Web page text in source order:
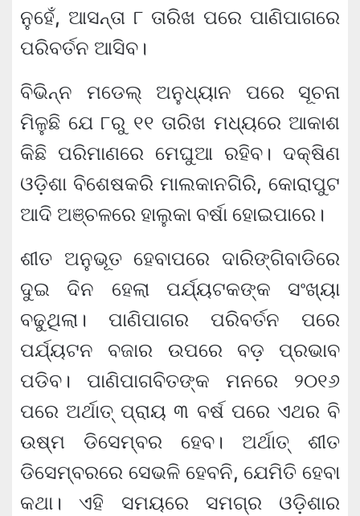
ନୁହେଁ, ଆସନ୍ତା ୮ ତାରିଖ ପରେ ପାଣିପାଗରେ
ପରିବର୍ତନ ଆସିବ।
ବିଭିନ୍ନ ମଡେଲ୍ ଅନୁଧ୍ୟାନ ପରେ ସୂଚନା
ମିଳୁଛି ଯେ ୮ରୁ ୧୧ ତାରିଖ ମଧ୍ୟରେ ଆକାଶ
କିଛି ପରିମାଣରେ ମେଘୁଆ ରହିବ। ଦକ୍ଷିଣ
ଓଡ଼ିଶା ବିଶେଷକରି ମାଲକାନଗିରି, କୋରାପୁଟ
ଆଦି ଅଞ୍ଚଳରେ ହାଲୁକା ବର୍ଷା ହୋଇପାରେ।
ଶୀତ ଅନୁଭୂତ ହେବାପରେ ଦାରିଙ୍ଗିବାଡିରେ
ଦୁଇ ଦିନ ହେଲା ପର୍ଯ୍ୟଟକଙ୍କ ସଂଖ୍ୟା
ବଢୁଥିଲା। ପାଣିପାଗର ପରିବର୍ତନ ପରେ
ପର୍ଯ୍ୟଟନ ବଜାର ଉପରେ ବଡ଼ ପ୍ରଭାବ
ପଡିବ। ପାଣିପାଗବିତଙ୍କ ମନରେ ୨୦୧୬
ପରେ ଅର୍ଥାତ୍ ପ୍ରାୟ ୩ ବର୍ଷ ପରେ ଏଥର ବି
ଉଷ୍ମ ଡିସେମ୍ବର ହେବ। ଅର୍ଥାତ୍ ଶୀତ
ଡିସେମ୍ବରରେ ସେଭଳି ହେବନି, ଯେମିତି ହେବା
କଥା। ଏହି ସମୟରେ ସମଗ୍ର ଓଡ଼ିଶାର